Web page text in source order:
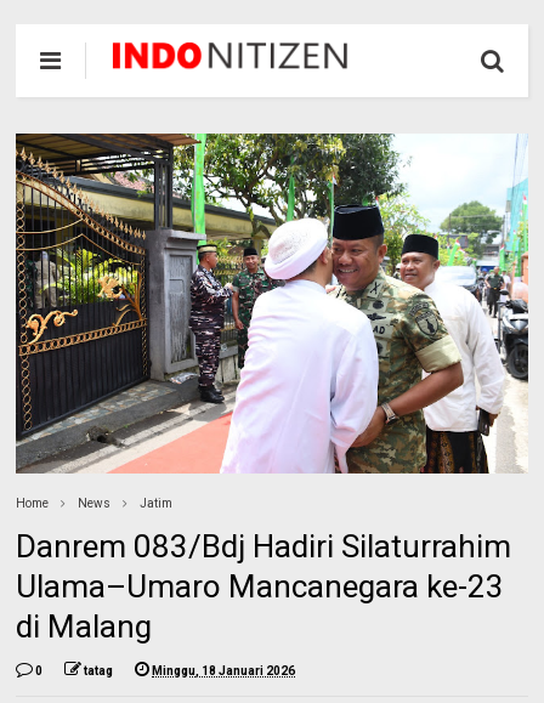
Home News Jatim
Danrem 083/Bdj Hadiri Silaturrahim
Ulama–Umaro Mancanegara ke-23
di Malang
0 tatag Minggu, 18 Januari 2026